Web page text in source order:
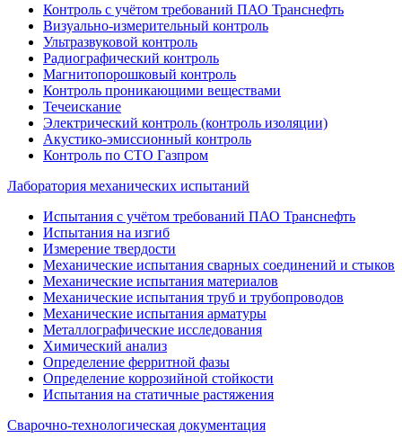
Контроль с учётом требований ПАО Транснефть
Визуально-измерительный контроль
Ультразвуковой контроль
Радиографический контроль
Магнитопорошковый контроль
Контроль проникающими веществами
Течеискание
Электрический контроль (контроль изоляции)
Акустико-эмиссионный контроль
Контроль по СТО Газпром
Лаборатория механических испытаний
Испытания с учётом требований ПАО Транснефть
Испытания на изгиб
Измерение твердости
Механические испытания сварных соединений и стыков
Механические испытания материалов
Механические испытания труб и трубопроводов
Механические испытания арматуры
Металлографические исследования
Химический анализ
Определение ферритной фазы
Определение коррозийной стойкости
Испытания на статичные растяжения
Сварочно-технологическая документация